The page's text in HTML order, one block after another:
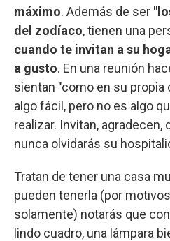
máximo. Además de ser
del zodíaco, tienen una
cuando te invitan a su
a gusto. En una reunión
sientan "como en su propia
algo fácil, pero no es algo
realizar. Invitan, agradecen,
nunca olvidarás su
Tratan de tener una casa
pueden tenerla (por
solamente) notarás que
lindo cuadro, una lámpara